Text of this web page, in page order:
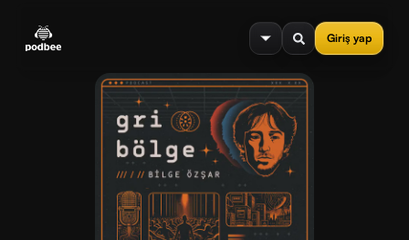
Giriş yap
menu